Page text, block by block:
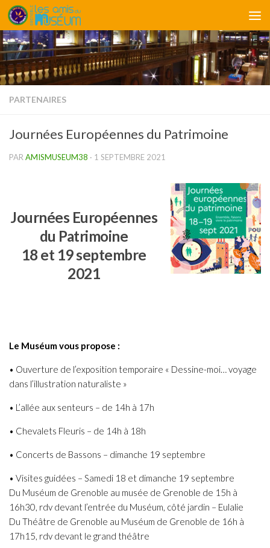
Skip to content
PARTENAIRES
Journées Européennes du Patrimoine
PAR AMISMUSEUM38 · 1 SEPTEMBRE 2021
Journées Européennes
du Patrimoine
18 et 19 septembre
2021
Le Muséum vous propose :
• Ouverture de l’exposition temporaire « Dessine-moi… voyage
dans l’illustration naturaliste »
• L’allée aux senteurs – de 14h à 17h
• Chevalets Fleuris – de 14h à 18h
• Concerts de Bassons – dimanche 19 septembre
• Visites guidées – Samedi 18 et dimanche 19 septembre
Du Muséum de Grenoble au musée de Grenoble de 15h à
16h30, rdv devant l’entrée du Muséum, côté jardin – Eulalie
Du Théâtre de Grenoble au Muséum de Grenoble de 16h à
17h15, rdv devant le grand théâtre